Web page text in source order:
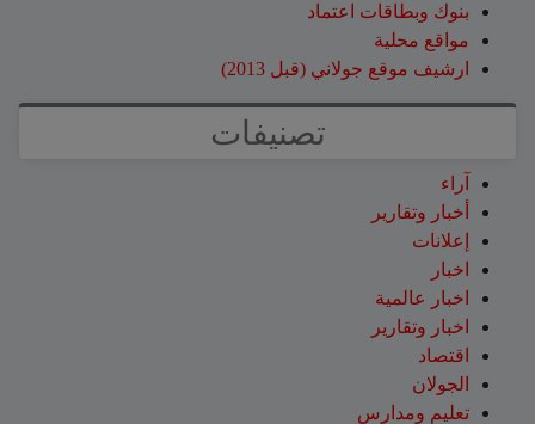
بنوك وبطاقات اعتماد
مواقع محلية
ارشيف موقع جولاني (قبل 2013)
تصنيفات
آراء
أخبار وتقارير
إعلانات
اخبار
اخبار عالمية
اخبار وتقارير
اقتصاد
الجولان
تعليم ومدارس